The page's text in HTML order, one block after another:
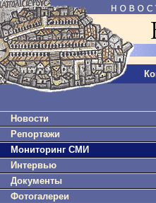
Новости
Репортажи
Мониторинг СМИ
Интервью
Документы
Фотогалереи